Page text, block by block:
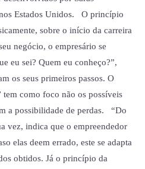
Estados Unidos. O princípio
sobre o início da carreira
negócio, o empresário se
eu sei? Quem eu conheço?”,
os seus primeiros passos. O
como foco não os possíveis
a possibilidade de perdas. “Do
vez, indica que o empreendedor
elas deem errado, este se adapta
obtidos. Já o princípio da